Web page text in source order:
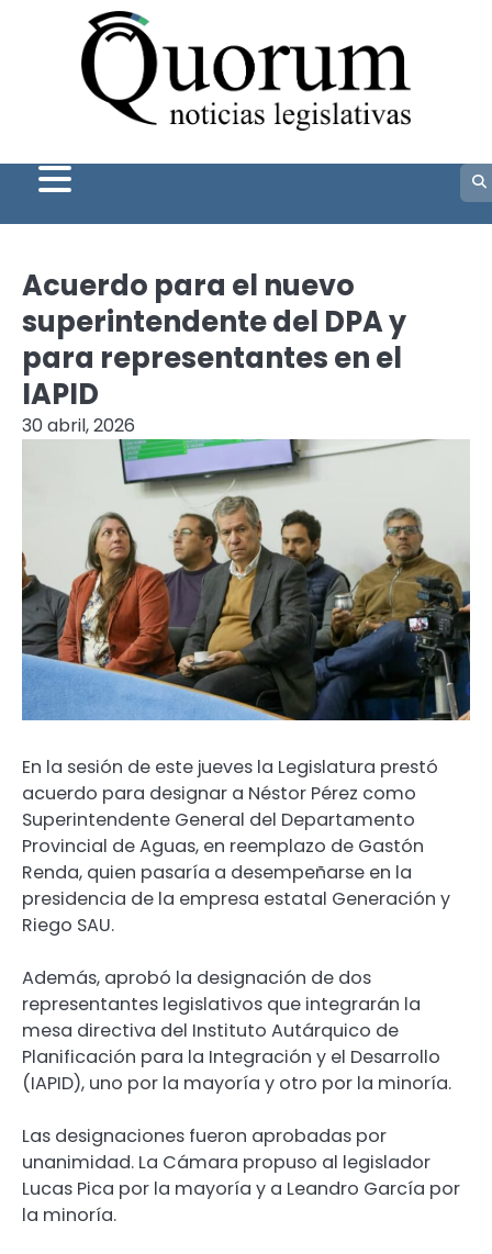
Acuerdo para el nuevo
superintendente del DPA y
para representantes en el
IAPID
30 abril, 2026
En la sesión de este jueves la Legislatura prestó
acuerdo para designar a Néstor Pérez como
Superintendente General del Departamento
Provincial de Aguas, en reemplazo de Gastón
Renda, quien pasaría a desempeñarse en la
presidencia de la empresa estatal Generación y
Riego SAU.
Además, aprobó la designación de dos
representantes legislativos que integrarán la
mesa directiva del Instituto Autárquico de
Planificación para la Integración y el Desarrollo
(IAPID), uno por la mayoría y otro por la minoría.
Las designaciones fueron aprobadas por
unanimidad. La Cámara propuso al legislador
Lucas Pica por la mayoría y a Leandro García por
la minoría.